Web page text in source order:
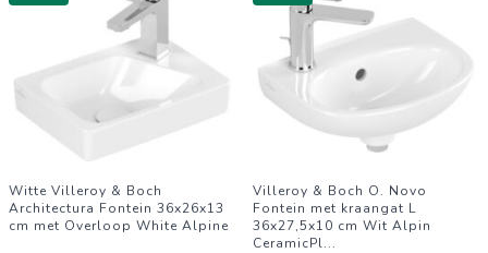
Witte Villeroy & Boch
Architectura Fontein 36x26x13
cm met Overloop White Alpine
Villeroy & Boch O. Novo
Fontein met kraangat L
36x27,5x10 cm Wit Alpin
CeramicPl...